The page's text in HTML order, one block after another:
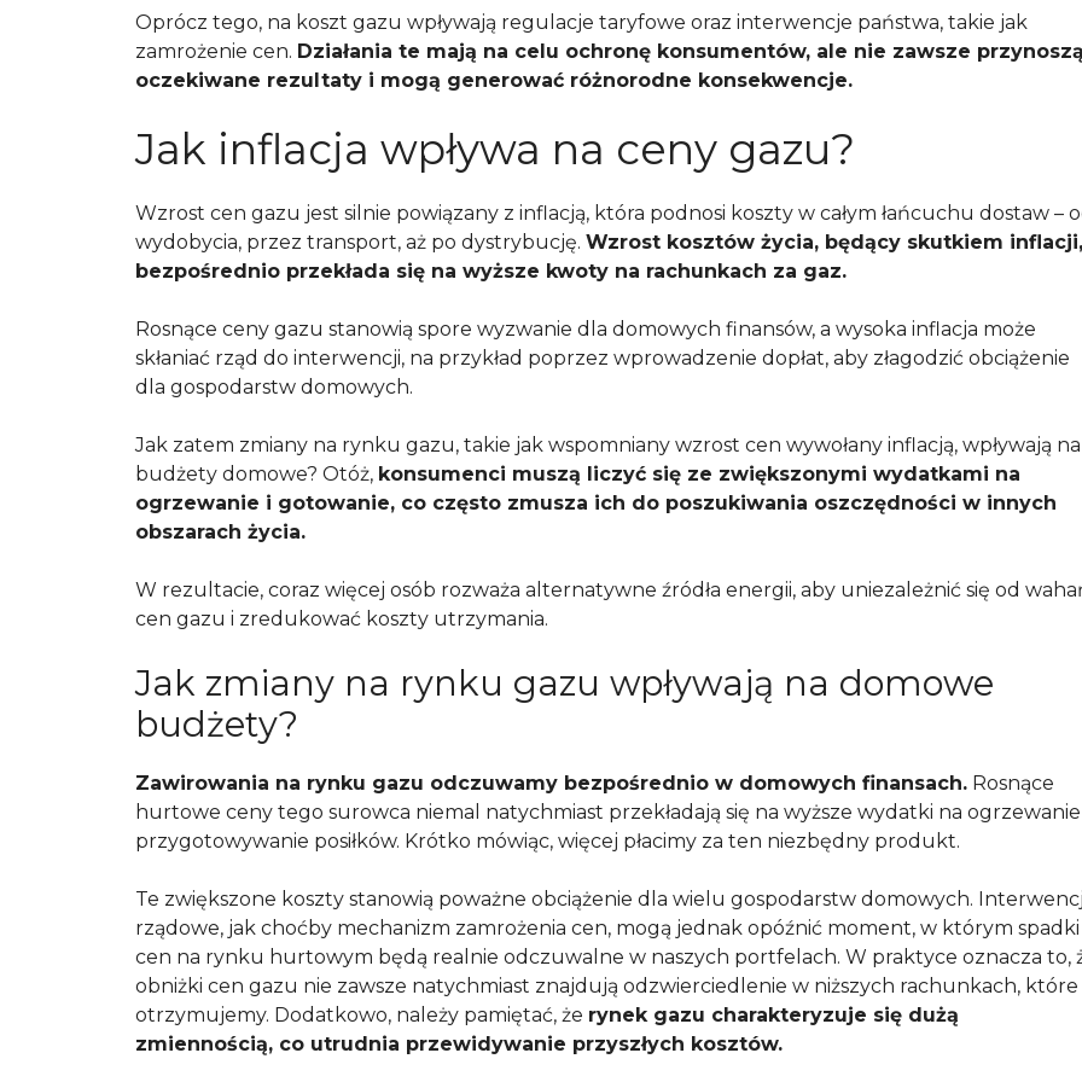
Oprócz tego, na koszt gazu wpływają regulacje taryfowe oraz interwencje państwa, takie jak
zamrożenie cen. Działania te mają na celu ochronę konsumentów, ale nie zawsze przynoszą
oczekiwane rezultaty i mogą generować różnorodne konsekwencje.
Jak inflacja wpływa na ceny gazu?
Wzrost cen gazu jest silnie powiązany z inflacją, która podnosi koszty w całym łańcuchu dostaw –
wydobycia, przez transport, aż po dystrybucję. Wzrost kosztów życia, będący skutkiem inflacji,
bezpośrednio przekłada się na wyższe kwoty na rachunkach za gaz.
Rosnące ceny gazu stanowią spore wyzwanie dla domowych finansów, a wysoka inflacja może
skłaniać rząd do interwencji, na przykład poprzez wprowadzenie dopłat, aby złagodzić obciążenie
dla gospodarstw domowych.
Jak zatem zmiany na rynku gazu, takie jak wspomniany wzrost cen wywołany inflacją, wpływają na
budżety domowe? Otóż, konsumenci muszą liczyć się ze zwiększonymi wydatkami na
ogrzewanie i gotowanie, co często zmusza ich do poszukiwania oszczędności w innych
obszarach życia.
W rezultacie, coraz więcej osób rozważa alternatywne źródła energii, aby uniezależnić się od
cen gazu i zredukować koszty utrzymania.
Jak zmiany na rynku gazu wpływają na domowe
budżety?
Zawirowania na rynku gazu odczuwamy bezpośrednio w domowych finansach. Rosnące
hurtowe ceny tego surowca niemal natychmiast przekładają się na wyższe wydatki na ogrzewanie
przygotowywanie posiłków. Krótko mówiąc, więcej płacimy za ten niezbędny produkt.
Te zwiększone koszty stanowią poważne obciążenie dla wielu gospodarstw domowych.
rządowe, jak choćby mechanizm zamrożenia cen, mogą jednak opóźnić moment, w którym spadki
cen na rynku hurtowym będą realnie odczuwalne w naszych portfelach. W praktyce oznacza to,
obniżki cen gazu nie zawsze natychmiast znajdują odzwierciedlenie w niższych rachunkach, które
otrzymujemy. Dodatkowo, należy pamiętać, że rynek gazu charakteryzuje się dużą
zmiennością, co utrudnia przewidywanie przyszłych kosztów.